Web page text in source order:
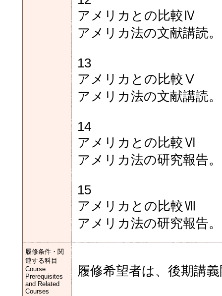
アメリカとの比較Ⅳ
アメリカ法の文献講読。
13
アメリカとの比較Ⅴ
アメリカ法の文献講読。
14
アメリカとの比較Ⅵ
アメリカ法の研究報告。
15
アメリカとの比較Ⅶ
アメリカ法の研究報告。
履修条件・関
連する科目
Course
Prerequisites
and Related
Courses
履修希望者は、後期講